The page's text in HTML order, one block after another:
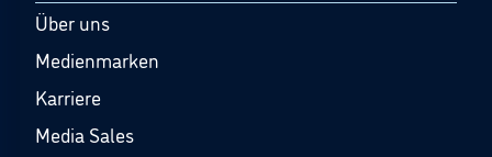
Über uns
Medienmarken
Karriere
Media Sales